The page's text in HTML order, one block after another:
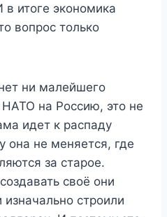
итоге экономика
вопрос только
ни малейшего
на Россию, это не
идет к распаду
она не меняется, где
за старое.
своё они
строили